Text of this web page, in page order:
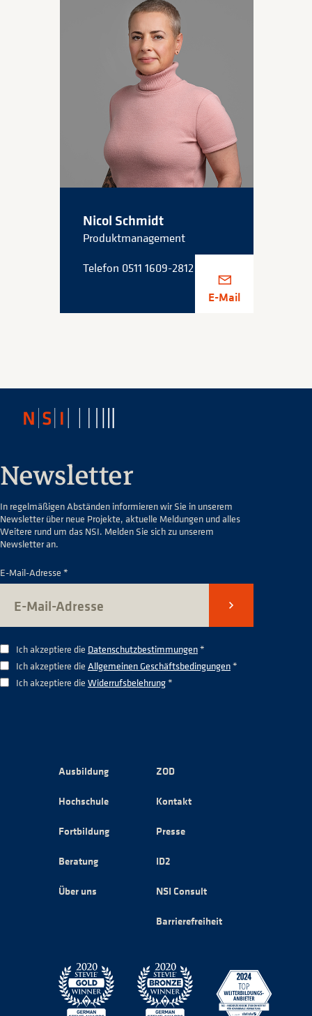
Nicol Schmidt
Produktmanagement
Telefon 0511 1609-2812
E-Mail
Newsletter
In regelmäßigen Abständen informieren wir Sie in unserem
Newsletter über neue Projekte, aktuelle Meldungen und alles
Weitere rund um das NSI. Melden Sie sich zu unserem
Newsletter an.
E-Mail-Adresse *
Senden
Ich akzeptiere die Datenschutzbestimmungen*
Ich akzeptiere die Allgemeinen Geschäftsbedingungen*
Ich akzeptiere die Widerrufsbelehrung*
Ausbildung
Hochschule
Fortbildung
Beratung
Über uns
ZOD
Kontakt
Presse
ID2
NSI Consult
Barrierefreiheit